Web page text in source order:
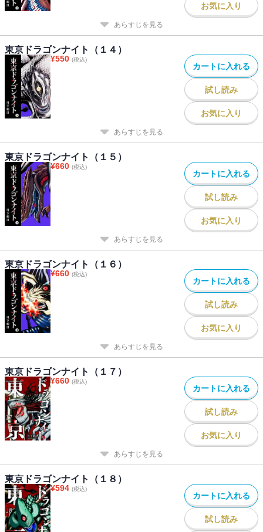
お気に入り
あらすじを見る
東京ドラゴンナイト（１４）
¥550 (税込)
カートに入れる
試し読み
お気に入り
あらすじを見る
東京ドラゴンナイト（１５）
¥660 (税込)
カートに入れる
試し読み
お気に入り
あらすじを見る
東京ドラゴンナイト（１６）
¥660 (税込)
カートに入れる
試し読み
お気に入り
あらすじを見る
東京ドラゴンナイト（１７）
¥660 (税込)
カートに入れる
試し読み
お気に入り
あらすじを見る
東京ドラゴンナイト（１８）
¥594 (税込)
カートに入れる
試し読み